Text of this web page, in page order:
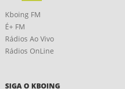
Kboing FM
É+ FM
Rádios Ao Vivo
Rádios OnLine
SIGA O KBOING